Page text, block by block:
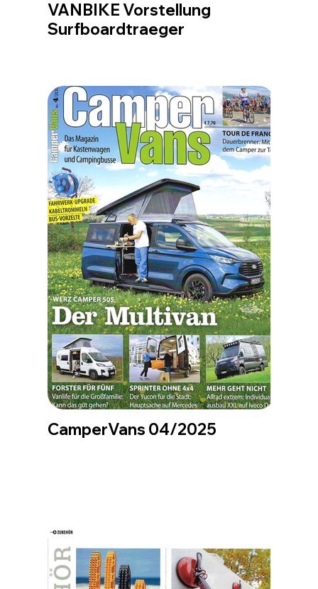
VANBIKE Vorstellung
Surfboardtraeger
CamperVans 04/2025